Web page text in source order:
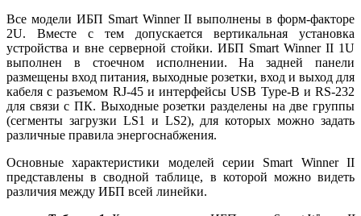
Все модели ИБП Smart Winner II выполнены в форм-факторе
2U. Вместе с тем допускается вертикальная установка
устройства и вне серверной стойки. ИБП Smart Winner II 1U
выполнен в стоечном исполнении. На задней панели
размещены вход питания, выходные розетки, вход и выход для
кабеля с разъемом RJ‑45 и интерфейсы USB Type-B и RS‑232
для связи с ПК. Выходные розетки разделены на две группы
(сегменты загрузки LS1 и LS2), для которых можно задать
различные правила энергоснабжения.
Основные характеристики моделей серии Smart Winner II
представлены в сводной таблице, в которой можно видеть
различия между ИБП всей линейки.